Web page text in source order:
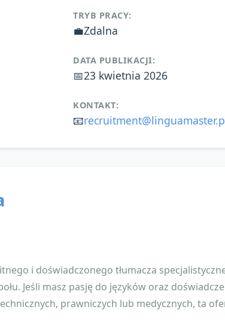
TRYB PRACY:
💼Zdalna
DATA PUBLIKACJI:
📅23 kwietnia 2026
KONTAKT:
📧
i doświadczonego tłumacza
Jeśli masz pasję do języków oraz
prawniczych lub medycznych, ta